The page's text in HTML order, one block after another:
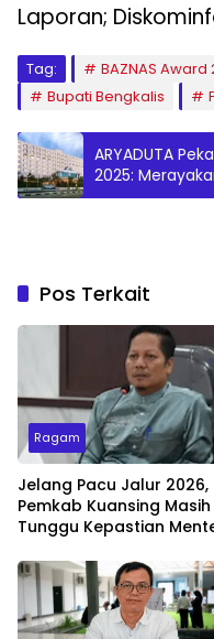
Laporan;
Tag: BAZNAS Award
Bupati Bengkalis
ARYADUTA
2025:
Mayang
Pos Terkait
Ragam
Jelang Pacu Jalur 2026,
Pemkab Kuansing Masih
Tunggu Kepastian